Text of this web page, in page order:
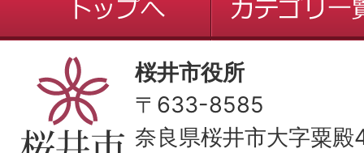
桜井市役所
〒633-8585
奈良県桜井市大字粟